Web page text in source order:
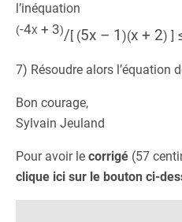
l’inéquation
(-4x + 3)/[ (5x – 1 )(x + 2) ]
7) Résoudre alors l’équation
Bon courage,
Sylvain Jeuland
Pour avoir le corrigé (57
clique ici sur le bouton ci-